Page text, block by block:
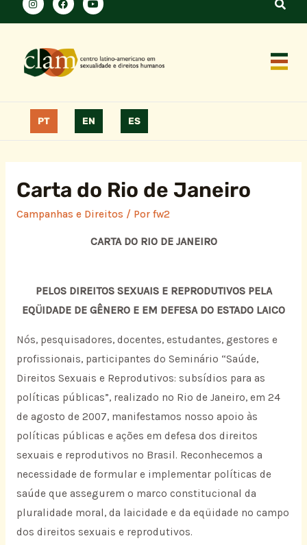
PT EN ES
Carta do Rio de Janeiro
Campanhas e Direitos / Por fw2
CARTA DO RIO DE JANEIRO
PELOS DIREITOS SEXUAIS E REPRODUTIVOS PELA
EQÜIDADE DE GÊNERO E EM DEFESA DO ESTADO LAICO
Nós, pesquisadores, docentes, estudantes, gestores e
profissionais, participantes do Seminário “Saúde,
Direitos Sexuais e Reprodutivos: subsídios para as
políticas públicas”, realizado no Rio de Janeiro, em 24
de agosto de 2007, manifestamos nosso apoio às
políticas públicas e ações em defesa dos direitos
sexuais e reprodutivos no Brasil. Reconhecemos a
necessidade de formular e implementar políticas de
saúde que assegurem o marco constitucional da
pluralidade moral, da laicidade e da eqüidade no campo
dos direitos sexuais e reprodutivos.